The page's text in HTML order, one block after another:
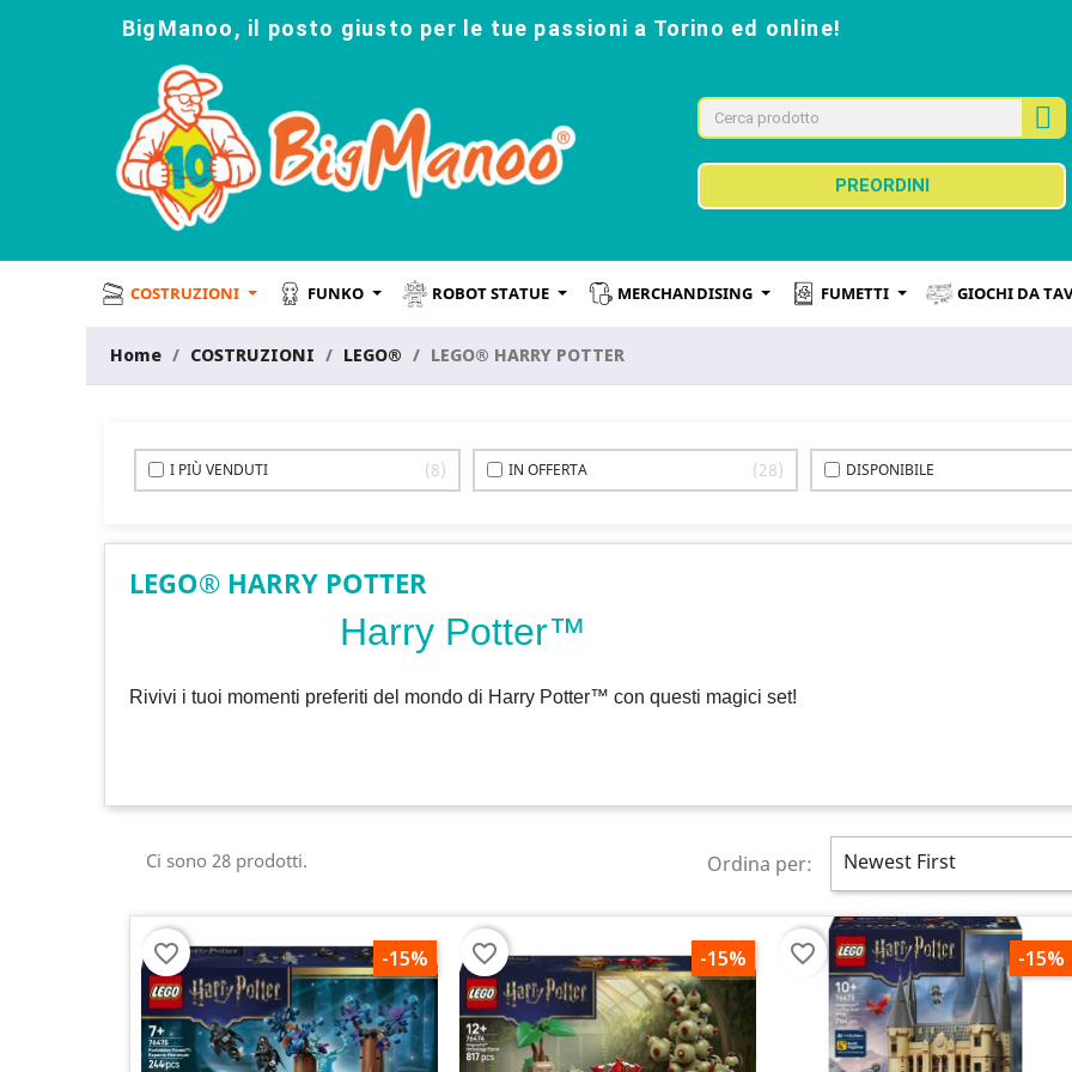
BigManoo, il posto giusto per le tue passioni a Torino ed online!
PREORDINI
COSTRUZIONI FUNKO ROBOT STATUE MERCHANDISING FUMETTI GIOCHI DA
Home COSTRUZIONI LEGO® LEGO® HARRY POTTER
I PIÙ VENDUTI 8 IN OFFERTA 28 DISPONIBILE
LEGO® HARRY POTTER
Harry Potter™
Rivivi i tuoi momenti preferiti del mondo di Harry Potter™ con questi magici set!
Ci sono 28 prodotti. Ordina per: Newest First
-15%
favorite_border -15%
favorite_border -15%
favorite_border